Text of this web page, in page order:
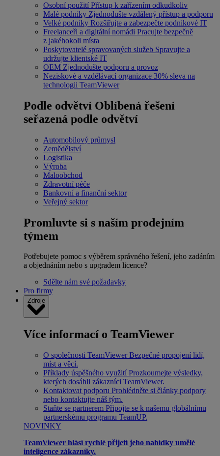
Osobní použití Přístup k zařízením odkudkoliv
Malé podniky Zjednodušte vzdálený přístup a podporu
Velké podniky Rozšiřujte a zabezpečte podnikové IT
Freelanceři a digitální nomádi Pracujte bezpečně
z jakéhokoli místa
Poskytovatelé spravovaných služeb Spravujte a
udržujte klientské IT
OEM Zjednodušte podporu a provoz
Neziskové a vzdělávací organizace 30% sleva na
technologii TeamViewer
Podle odvětví Oblíbená řešení
seřazená podle odvětví
Automobilový průmysl
Zemědělství
Logistika
Výroba
Maloobchod
Zdravotní péče
Bankovní a finanční sektor
Veřejný sektor
Promluvte si s naším prodejním
týmem
Potřebujete pomoc s výběrem správného řešení, jeho zadáním
a objednáním nebo s upgradem licence?
Sdělte nám své požadavky
Pro firmy
Zdroje
Více informací o TeamViewer
O společnosti TeamViewer Bezpečné propojení lidí,
míst a věcí.
Příklady úspěšného využití Prozkoumejte výsledky,
kterých dosáhli zákazníci TeamViewer.
Kontaktovat podporu Prohlédněte si články podpory
nebo kontaktujte náš tým.
Staňte se partnerem Připojte se k našemu globálnímu
partnerskému programu TeamUP.
NOVINKY
TeamViewer hlásí rychlé přijetí jeho nabídky umělé
inteligence zákazníky.